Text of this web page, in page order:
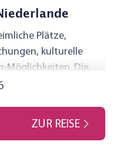
Plätze,
kulturelle
Möglichkeiten. Die
viele
werden wollen.
ZUR REISE